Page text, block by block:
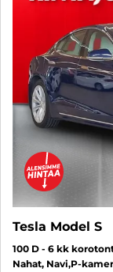
Tesla Model S
100 D - 6 kk
Nahat, Navi,P-